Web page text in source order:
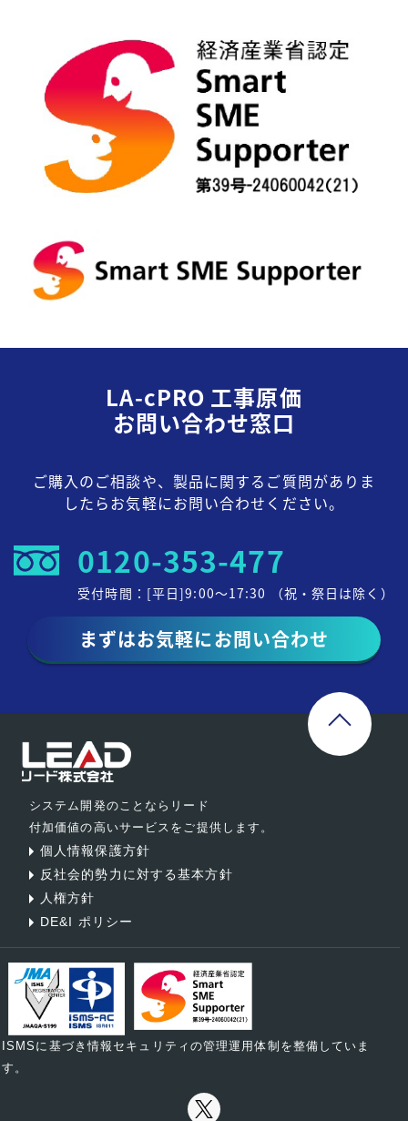
LA-cPRO 工事原価
お問い合わせ窓口
ご購入のご相談や、製品に関するご質問がありま
したらお気軽にお問い合わせください。
0120-353-477
受付時間：[平日]9:00～17:30 （祝・祭日は除く）
まずはお気軽にお問い合わせ
システム開発のことならリード
付加価値の高いサービスをご提供します。
個人情報保護方針
反社会的勢力に対する基本方針
人権方針
DE&I ポリシー
ISMSに基づき情報セキュリティの管理運用体制を整備していま
す。